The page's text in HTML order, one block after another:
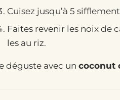
Cuisez jusqu’à 5
Faites revenir les noix de
les au riz.
déguste avec un coconut